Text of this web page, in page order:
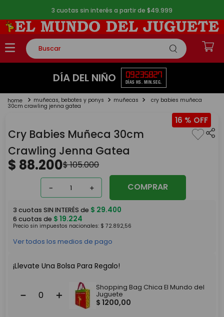
3 cuotas sin interés a partir de $49.999
Buscar
TÉRMINOS MÁS BUSCADOS
2.
lego
4.
monopatin
5. toy story
DÍA DEL NIÑO 09
DÍAS
23
HS.
58
MIN.
27
SEG.
muñecas, bebotes y ponys muñecas cry babies muñeca
30cm crawling jenna gatea
16 %
Cry Babies Muñeca 30cm
Crawling Jenna Gatea
$ 88.200$105.000
＋
－ COMPRAR
3 cuotas SIN INTERÉS de $ 29.400
6 cuotas de $ 19.224
Precio sin impuestos nacionales: $ 72.892,56
Ver todos los medios de pago
¡Llevate Una Bolsa Para Regalo!
＋
－
Shopping Bag Chica El Mundo del
Juguete
$ 1200,00